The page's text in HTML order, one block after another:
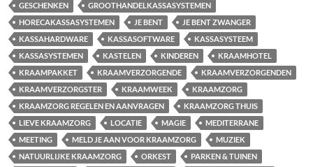
GESCHENKEN
GROOTHANDELKASSASYSTEMEN
HORECAKASSASYSTEMEN
JE BENT
JE BENT ZWANGER
KASSAHARDWARE
KASSASOFTWARE
KASSASYSTEEM
KASSASYSTEMEN
KASTELEN KINDEREN
KRAAMHOTEL
KRAAMPAKKET
KRAAMVERZORGENDE
KRAAMVERZORGENDEN
KRAAMVERZORGSTER
KRAAMWEEK
KRAAMZORG
KRAAMZORG REGELEN EN AANVRAGEN
KRAAMZORG THUIS
LIEVE KRAAMZORG
LOCATIE MAGIE
MEDITERRANE
MEETING
MELD JE AAN VOOR KRAAMZORG
MUZIEK
NATUURLIJKE KRAAMZORG
ORKEST
PARKEN & TUINEN